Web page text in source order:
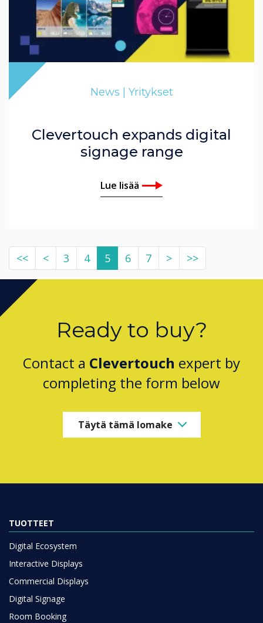
News | Yritykset
Clevertouch expands digital
signage range
Lue lisää
<< < 3 4 5 6 7 > >>
Ready to buy?
Contact a Clevertouch expert by
completing the form below
Täytä tämä lomake
TUOTTEET
Digital Ecosystem
Interactive Displays
Commercial Displays
Digital Signage
Room Booking